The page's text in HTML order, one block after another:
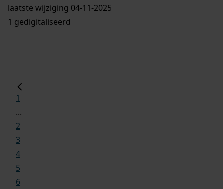
laatste wijziging 04-11-2025
1 gedigitaliseerd
1
...
2
3
4
5
6